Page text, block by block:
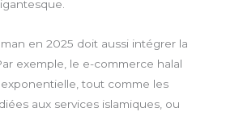
en 2025 doit aussi intégrer la
exemple, le e-commerce halal
tout comme les
aux services islamiques, ou